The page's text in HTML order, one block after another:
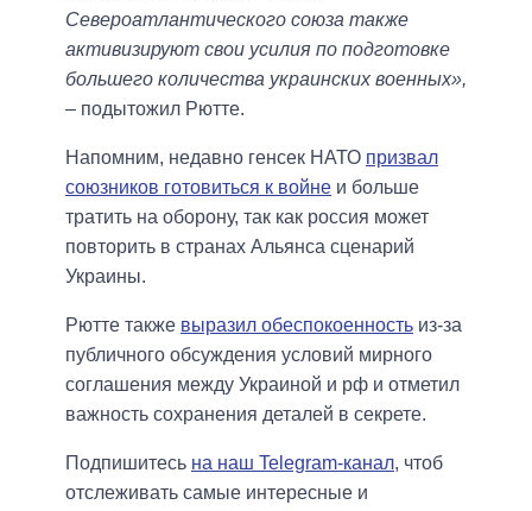
Североатлантического союза также
активизируют свои усилия по подготовке
большего количества украинских военных»,
– подытожил Рютте.
Напомним, недавно генсек НАТО призвал
союзников готовиться к войне и больше
тратить на оборону, так как россия может
повторить в странах Альянса сценарий
Украины.
Рютте также выразил обеспокоенность из-за
публичного обсуждения условий мирного
соглашения между Украиной и рф и отметил
важность сохранения деталей в секрете.
Подпишитесь на наш Telegram-канал, чтоб
отслеживать самые интересные и